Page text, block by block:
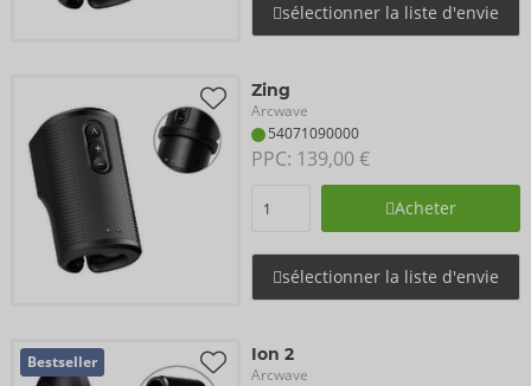
sélectionner la liste d'envie
Zing
Arcwave
54071090000
PPC: 139,00 €
Acheter
sélectionner la liste d'envie
Bestseller Ion 2
Arcwave